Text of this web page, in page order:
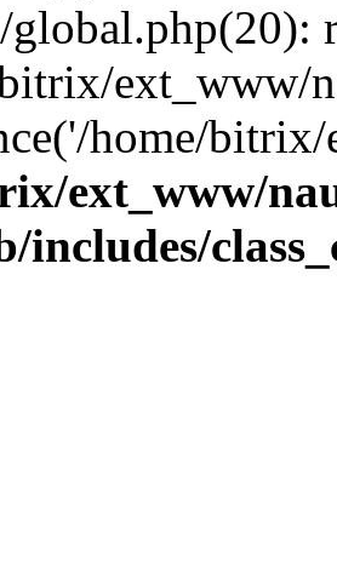
ext_www/
home/
ext_www/
includes/